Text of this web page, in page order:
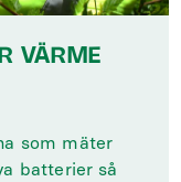
VÄRME
som mäter
batterier så